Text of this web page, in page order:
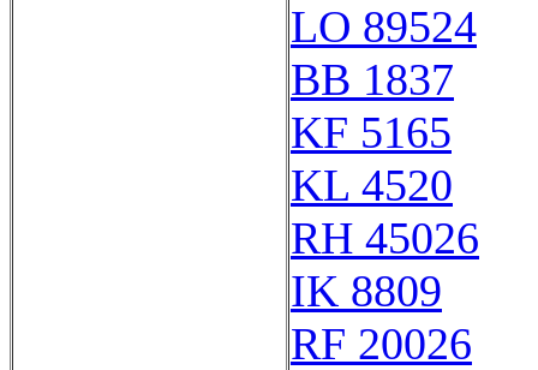
LO 89524
BB 1837
KF 5165
KL 4520
RH 45026
IK 8809
RF 20026